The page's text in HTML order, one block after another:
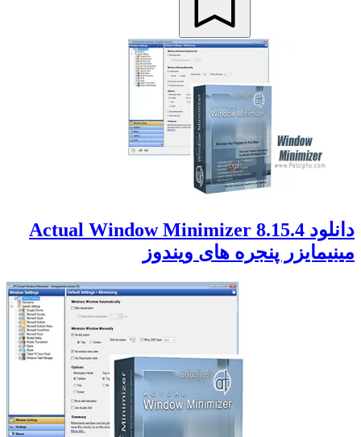
دانلود Actual Window Minimizer 8.15.4
مینیمایزر پنجره های ویندوز